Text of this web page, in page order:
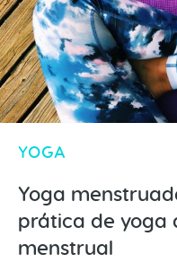
YOGA
Yoga
prática de yoga
menstrual